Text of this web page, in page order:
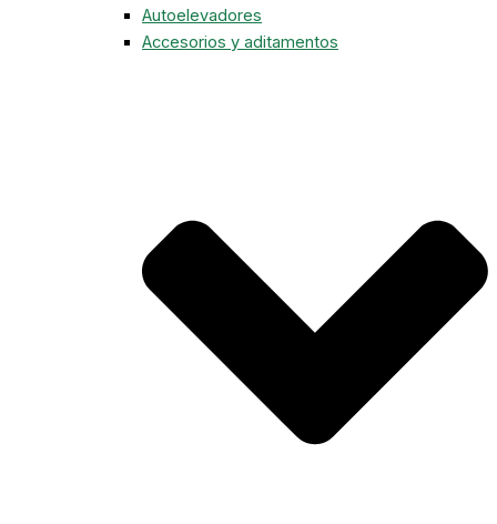
Autoelevadores
Accesorios y aditamentos